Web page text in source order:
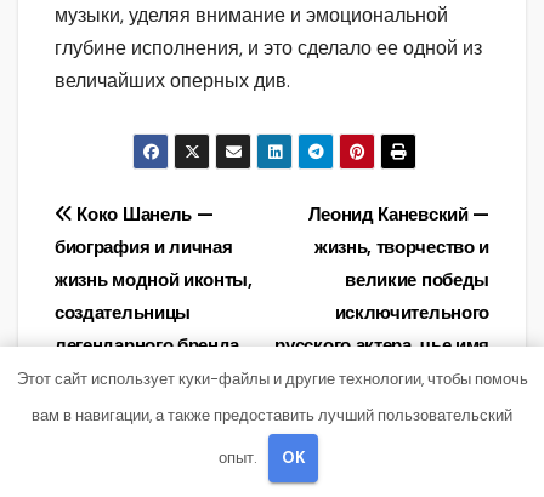
музыки, уделяя внимание и эмоциональной
глубине исполнения, и это сделало ее одной из
величайших оперных див.
Навигация
по
записям
Леонид Каневский —
жизнь, творчество и
великие победы
исключительного
русского актера, чье имя
оставит глубокий след в
истории кино и театра
Коко Шанель —
биография и личная
жизнь модной иконты,
создательницы
легендарного бренда
Chanel,
революционерки моды
Этот сайт использует куки-файлы и другие технологии, чтобы помочь
вам в навигации, а также предоставить лучший пользовательский
опыт. OK